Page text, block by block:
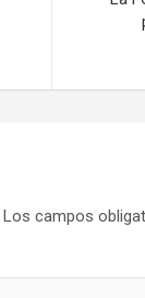
Los campos